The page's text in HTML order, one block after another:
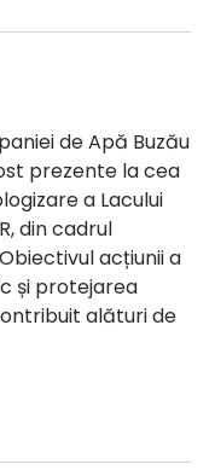
de Apă Buzău
prezente la cea
a Lacului
din cadrul
acțiunii a
și protejarea
alături de